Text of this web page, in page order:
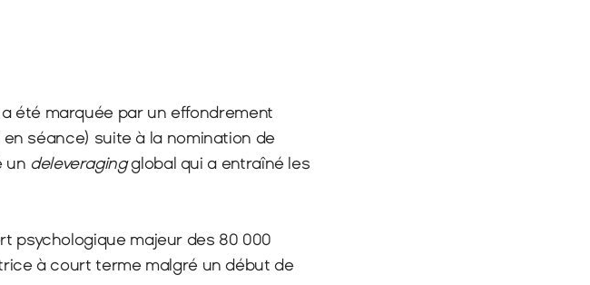
été marquée par un effondrement
séance) suite à la nomination de
un deleveraging global qui a entraîné les
psychologique majeur des 80 000
à court terme malgré un début de